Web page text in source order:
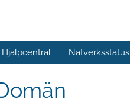
Hjälpcentral Nätverksstatus